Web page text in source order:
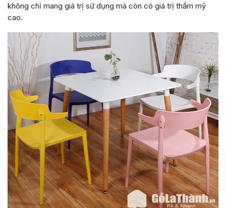
không chỉ mang giá trị sử dụng mà còn có giá trị thẩm mỹ
cao.